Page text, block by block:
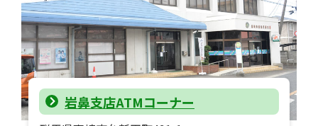
岩鼻支店ATMコーナー